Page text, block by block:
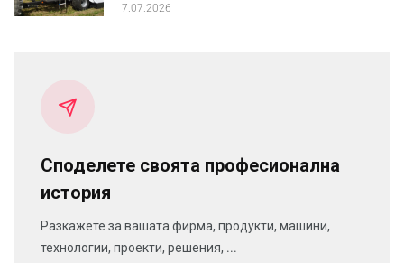
7.07.2026
Споделете своята професионална
история
Разкажете за вашата фирма, продукти, машини,
технологии, проекти, решения, ...